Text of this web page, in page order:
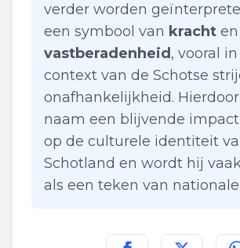
verder worden
een symbool van kracht en
vastberadenheid , vooral
context van de Schotse
onafhankelijkheid.
naam een blijvende
op de culturele identiteit
Schotland en wordt hij
als een teken van